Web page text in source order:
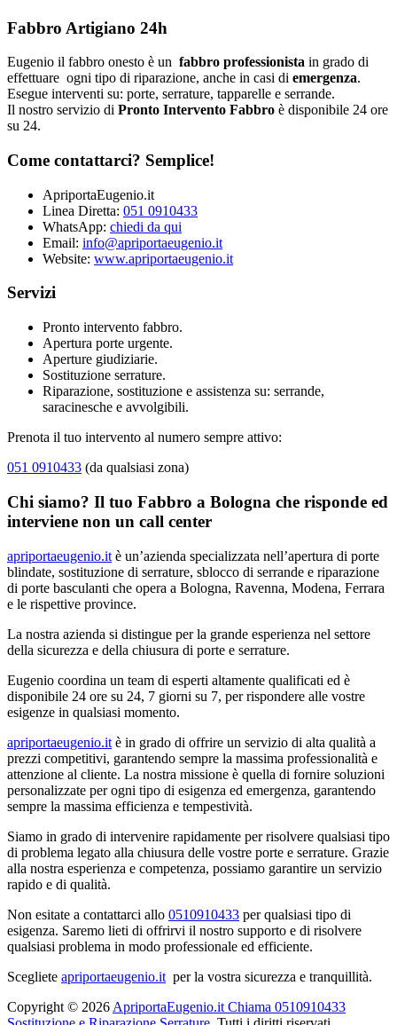
Fabbro Artigiano 24h
Eugenio il fabbro onesto è un fabbro professionista in grado di
effettuare ogni tipo di riparazione, anche in casi di emergenza.
Esegue interventi su: porte, serrature, tapparelle e serrande.
Il nostro servizio di Pronto Intervento Fabbro è disponibile 24 ore
su 24.
Come contattarci? Semplice!
ApriportaEugenio.it
Linea Diretta: 051 0910433
WhatsApp: chiedi da qui
Email: info@apriportaeugenio.it
Website: www.apriportaeugenio.it
Servizi
Pronto intervento fabbro.
Apertura porte urgente.
Aperture giudiziarie.
Sostituzione serrature.
Riparazione, sostituzione e assistenza su: serrande,
saracinesche e avvolgibili.
Prenota il tuo intervento al numero sempre attivo:
051 0910433 (da qualsiasi zona)
Chi siamo? Il tuo Fabbro a Bologna che risponde ed
interviene non un call center
apriportaeugenio.it è un’azienda specializzata nell’apertura di porte
blindate, sostituzione di serrature, sblocco di serrande e riparazione
di porte basculanti che opera a Bologna, Ravenna, Modena, Ferrara
e le rispettive province.
La nostra azienda si distingue per la grande esperienza nel settore
della sicurezza e della chiusura di porte e serrature.
Eugenio coordina un team di esperti altamente qualificati ed è
disponibile 24 ore su 24, 7 giorni su 7, per rispondere alle vostre
esigenze in qualsiasi momento.
apriportaeugenio.it è in grado di offrire un servizio di alta qualità a
prezzi competitivi, garantendo sempre la massima professionalità e
attenzione al cliente. La nostra missione è quella di fornire soluzioni
personalizzate per ogni tipo di esigenza ed emergenza, garantendo
sempre la massima efficienza e tempestività.
Siamo in grado di intervenire rapidamente per risolvere qualsiasi tipo
di problema legato alla chiusura delle vostre porte e serrature. Grazie
alla nostra esperienza e competenza, possiamo garantire un servizio
rapido e di qualità.
Non esitate a contattarci allo 0510910433 per qualsiasi tipo di
esigenza. Saremo lieti di offrirvi il nostro supporto e di risolvere
qualsiasi problema in modo professionale ed efficiente.
Scegliete apriportaeugenio.it per la vostra sicurezza e tranquillità.
Copyright © 2026 ApriportaEugenio.it Chiama 0510910433